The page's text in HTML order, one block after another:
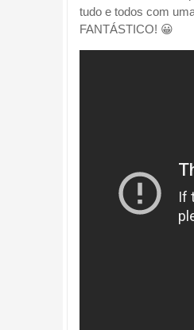
tudo e todos com
FANTÁSTICO! 😀